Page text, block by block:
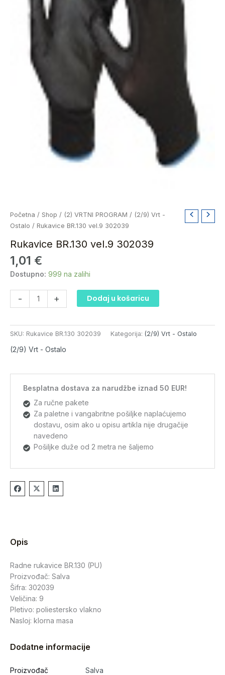
Početna / Shop / (2) VRTNI PROGRAM / (2/9) Vrt -
Ostalo / Rukavice BR.130 vel.9 302039
Rukavice BR.130 vel.9 302039
1,01 €
Dostupno: 999 na zalihi
-
Rukavice
BR.130
302039
količina
+ Dodaj u košaricu
SKU: Rukavice BR.130 302039 Kategorija: (2/9) Vrt - Ostalo
(2/9) Vrt - Ostalo
Besplatna dostava za narudžbe iznad 50 EUR!
Za ručne pakete
Za paletne i vangabritne pošiljke naplaćujemo
dostavu, osim ako u opisu artikla nije drugačije
navedeno
Pošiljke duže od 2 metra ne šaljemo
Opis
Radne rukavice BR.130 (PU)
Proizvođač: Salva
Šifra: 302039
Veličina: 9
Pletivo: poliestersko vlakno
Nasloj: klorna masa
Dodatne informacije
Proizvođač Salva